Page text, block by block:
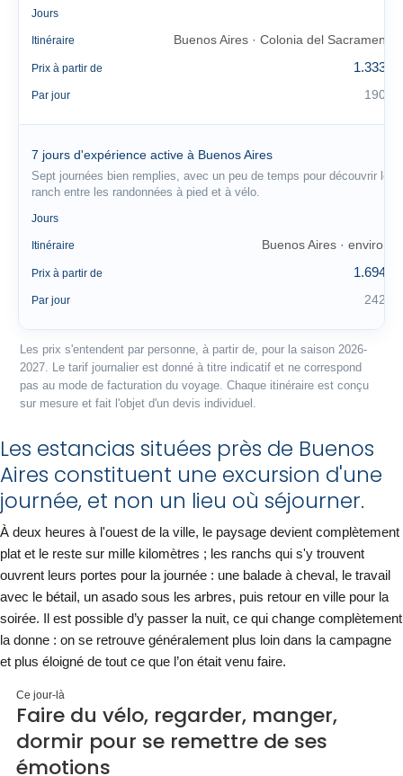
Jours
Itinéraire Buenos Aires · Colonia del Sacramento
Prix à partir de 1.333 €
Par jour 190 €
7 jours d'expérience active à Buenos Aires
Sept journées bien remplies, avec un peu de temps pour découvrir le
ranch entre les randonnées à pied et à vélo.
Jours
Itinéraire Buenos Aires · environs
Prix à partir de 1.694 €
Par jour 242 €
Les prix s'entendent par personne, à partir de, pour la saison 2026-
2027. Le tarif journalier est donné à titre indicatif et ne correspond
pas au mode de facturation du voyage. Chaque itinéraire est conçu
sur mesure et fait l'objet d'un devis individuel.
Les estancias situées près de Buenos
Aires constituent une excursion d'une
journée, et non un lieu où séjourner.
À deux heures à l'ouest de la ville, le paysage devient complètement
plat et le reste sur mille kilomètres ; les ranchs qui s'y trouvent
ouvrent leurs portes pour la journée : une balade à cheval, le travail
avec le bétail, un asado sous les arbres, puis retour en ville pour la
soirée. Il est possible d’y passer la nuit, ce qui change complètement
la donne : on se retrouve généralement plus loin dans la campagne
et plus éloigné de tout ce que l’on était venu faire.
Ce jour-là
Faire du vélo, regarder, manger,
dormir pour se remettre de ses
émotions